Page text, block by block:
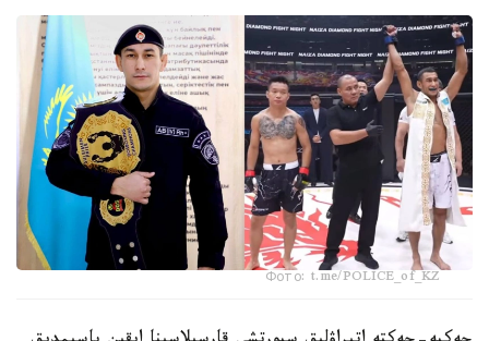
Фото: t.me/POLICE_of_KZ